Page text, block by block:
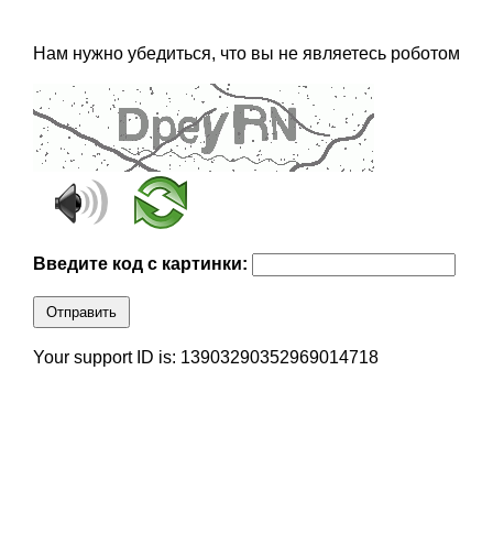
Нам нужно убедиться, что вы не являетесь роботом
Введите код с картинки:
Отправить
Your support ID is: 13903290352969014718